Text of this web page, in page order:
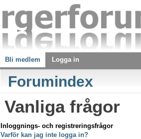
Bli medlem Logga in
Forumindex
Vanliga frågor
Inloggnings- och registreringsfrågor
Varför kan jag inte logga in?